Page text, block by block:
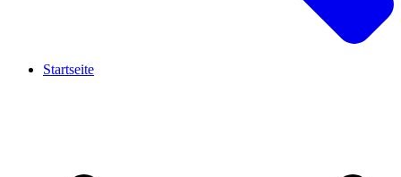
Startseite